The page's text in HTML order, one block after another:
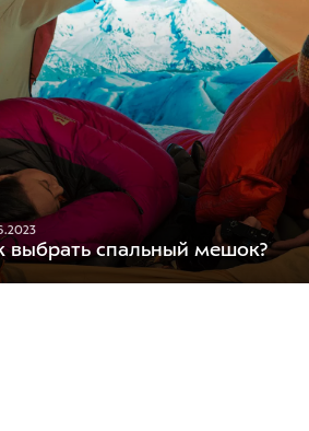
выбрать спальный мешок?